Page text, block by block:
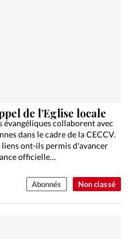
Non classé
de l’Eglise locale
évangéliques collaborent avec
dans le cadre de la CECCV.
ont-ils permis d'avancer
officielle…
Abonnés